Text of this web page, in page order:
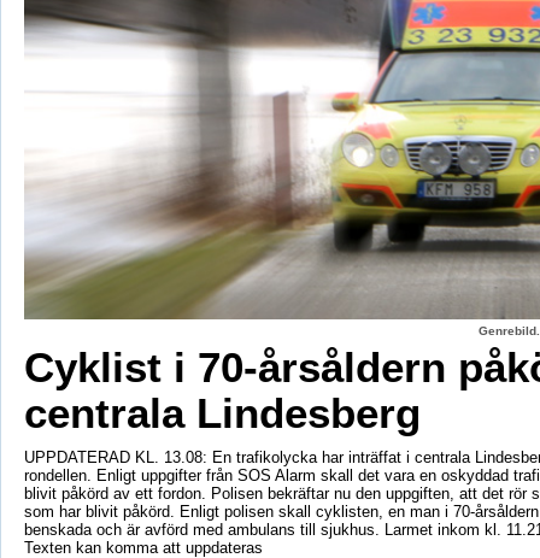
Cyklist i 70-årsåldern
centrala Lindesberg
UPPDATERAD KL. 13.08: En trafikolycka har inträffat i centrala
rondellen. Enligt uppgifter från SOS Alarm skall det vara en oskyddad
blivit påkörd av ett fordon. Polisen bekräftar nu den uppgiften, att det rör
som har blivit påkörd. Enligt polisen skall cyklisten, en man i 70-
benskada och är avförd med ambulans till sjukhus. Larmet inkom kl.
Texten kan komma att uppdateras